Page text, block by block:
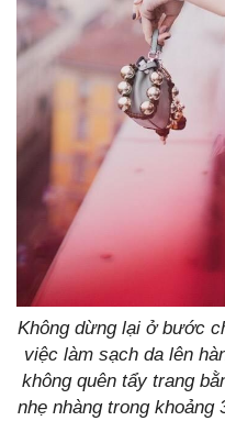
Không dừng lại ở bước
việc làm sạch da lên
không quên tẩy trang
nhẹ nhàng trong